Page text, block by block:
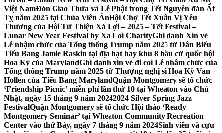
Việt NamĐón Giao Thừa và Lễ Phật trong Tết Nguyên đán Ất
Tỵ năm 2025 tại Chùa Viên ÂnHội Chợ Tết Xuân Vị Yêu
Thương của Hội Từ Thiện Xá Lợi – 2025 – Tết Festival –
Lunar New Year Festival by Xa Loi CharityGhi danh Xin vé
Lễ nhậm chức của Tổng thống Trump năm 2025 từ Dân Biểu
Tiểu Bang Jamie Raskin tại địa hạt hay khu 8 bầu cử quốc hội
Hoa Kỳ của MarylandGhi danh xin vé đi coi Lễ nhậm chức của
Tổng thống Trump năm 2025 từ Thượng nghị sĩ Hoa Kỳ Van
Hollen của Tiểu Bang MarylandQuận Montgomery sẽ tổ chức
‘Friendship Picnic’ miễn phí lần thứ 10 tại Wheaton vào Chủ
Nhật, ngày 15 tháng 9 năm 20242024 Silver Spring Jazz
FestivalQuận Montgomery sẽ tổ chức Hội thảo ‘Ready
Montgomery Seminar’ tại Wheaton Community Recreation
Center vào thứ Bảy, ngày 7 tháng 9 năm 2024Sinh viên và cựu